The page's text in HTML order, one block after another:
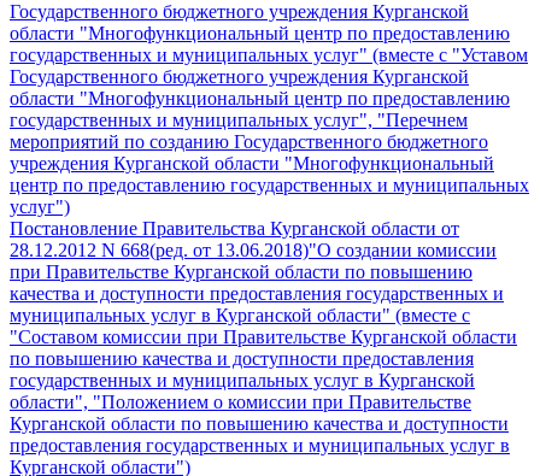
Государственного бюджетного учреждения Курганской
области "Многофункциональный центр по предоставлению
государственных и муниципальных услуг" (вместе с "Уставом
Государственного бюджетного учреждения Курганской
области "Многофункциональный центр по предоставлению
государственных и муниципальных услуг", "Перечнем
мероприятий по созданию Государственного бюджетного
учреждения Курганской области "Многофункциональный
центр по предоставлению государственных и муниципальных
услуг")
Постановление Правительства Курганской области от
28.12.2012 N 668(ред. от 13.06.2018)"О создании комиссии
при Правительстве Курганской области по повышению
качества и доступности предоставления государственных и
муниципальных услуг в Курганской области" (вместе с
"Составом комиссии при Правительстве Курганской области
по повышению качества и доступности предоставления
государственных и муниципальных услуг в Курганской
области", "Положением о комиссии при Правительстве
Курганской области по повышению качества и доступности
предоставления государственных и муниципальных услуг в
Курганской области")